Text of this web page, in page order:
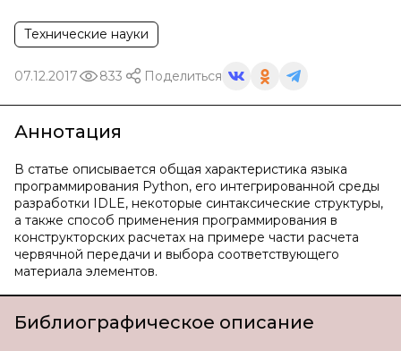
Технические науки
07.12.2017 833 Поделиться
Аннотация
В статье описывается общая характеристика языка
программирования Python, его интегрированной среды
разработки IDLE, некоторые синтаксические структуры,
а также способ применения программирования в
конструкторских расчетах на примере части расчета
червячной передачи и выбора соответствующего
материала элементов.
Библиографическое описание